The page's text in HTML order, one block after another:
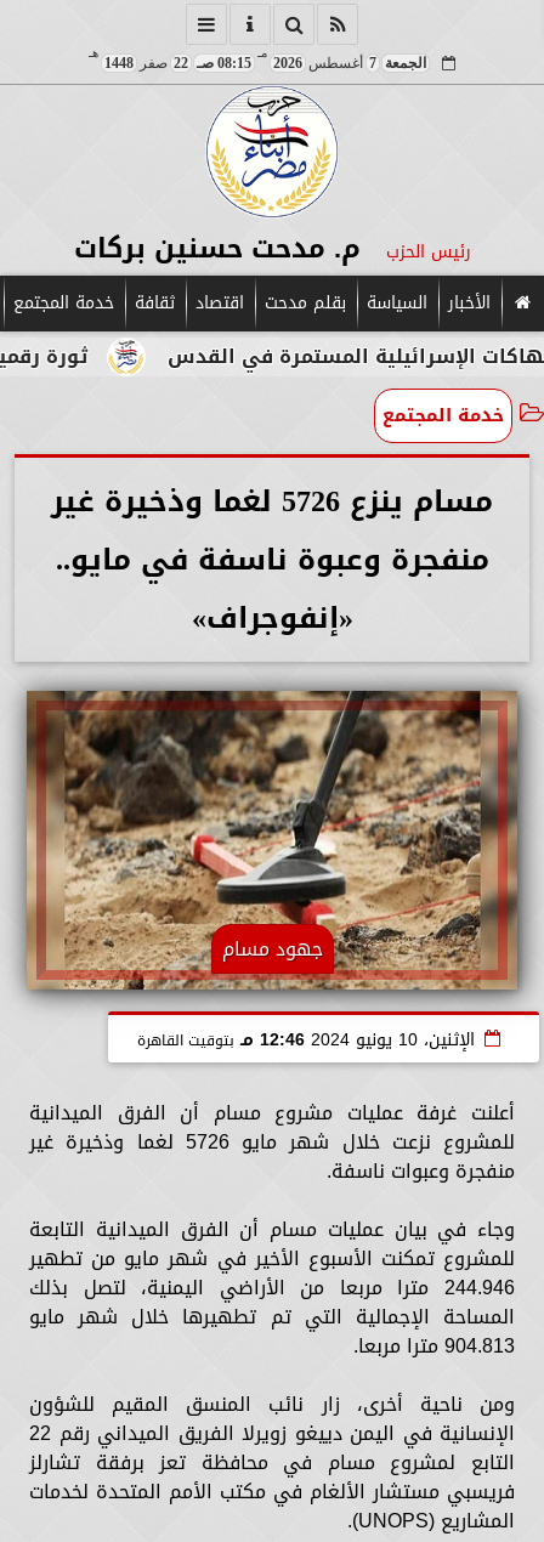
الجمعة 7 أغسطس 2026
مـ
08:15 صـ 22 صفر 1448
هـ
رئيس الحزب م. مدحت حسنين بركات
الأخبار السياسة بقلم مدحت اقتصاد ثقافة خدمة المجتمع
ثورة رقمية في قلب المستمرة في القدس
خدمة المجتمع
مسام ينزع 5726 لغما وذخيرة غير
منفجرة وعبوة ناسفة في مايو..
«إنفوجراف»
جهود مسام
الإثنين، 10 يونيو 2024 12:46 مـ بتوقيت القاهرة
أعلنت غرفة عمليات مشروع مسام أن الفرق الميدانية
للمشروع نزعت خلال شهر مايو 5726 لغما وذخيرة غير
منفجرة وعبوات ناسفة.
وجاء في بيان عمليات مسام أن الفرق الميدانية التابعة
للمشروع تمكنت الأسبوع الأخير في شهر مايو من تطهير
244.946 مترا مربعا من الأراضي اليمنية، لتصل بذلك
المساحة الإجمالية التي تم تطهيرها خلال شهر مايو
904.813 مترا مربعا.
ومن ناحية أخرى، زار نائب المنسق المقيم للشؤون
الإنسانية في اليمن دييغو زويرلا الفريق الميداني رقم 22
التابع لمشروع مسام في محافظة تعز برفقة تشارلز
فريسبي مستشار الألغام في مكتب الأمم المتحدة لخدمات
المشاريع (UNOPS).